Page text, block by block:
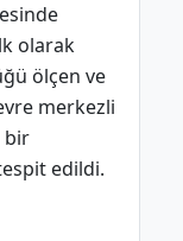
olarak
ölçen ve
merkezli
bir
edildi.